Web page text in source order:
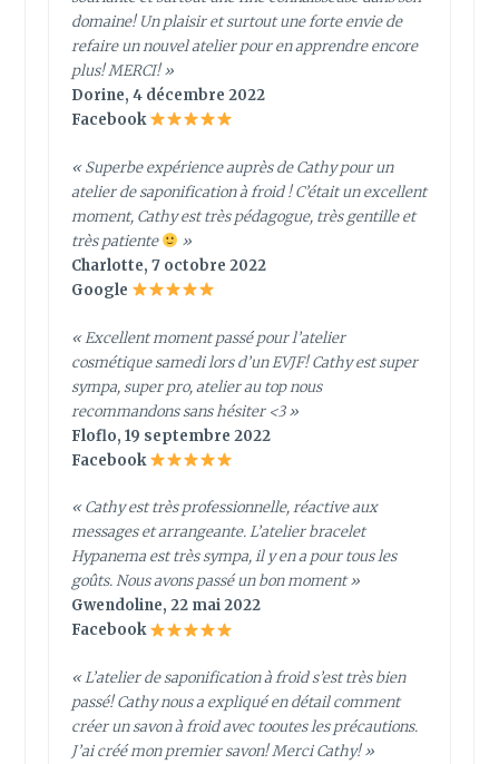
domaine! Un plaisir et surtout une forte envie de
refaire un nouvel atelier pour en apprendre encore
plus! MERCI! »
Dorine, 4 décembre 2022
Facebook
« Superbe expérience auprès de Cathy pour un
atelier de saponification à froid ! C’était un excellent
moment, Cathy est très pédagogue, très gentille et
très patiente
»
Charlotte, 7 octobre 2022
Google
« Excellent moment passé pour l’atelier
cosmétique samedi lors d’un EVJF! Cathy est super
sympa, super pro, atelier au top nous
recommandons sans hésiter <3 »
Floflo, 19 septembre 2022
Facebook
« Cathy est très professionnelle, réactive aux
messages et arrangeante. L’atelier bracelet
Hypanema est très sympa, il y en a pour tous les
goûts. Nous avons passé un bon moment »
Gwendoline, 22 mai 2022
Facebook
« L’atelier de saponification à froid s’est très bien
passé! Cathy nous a expliqué en détail comment
créer un savon à froid avec tooutes les précautions.
J’ai créé mon premier savon! Merci Cathy! »